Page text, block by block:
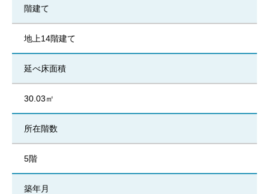
階建て
地上14階建て
延べ床面積
30.03㎡
所在階数
5階
築年月